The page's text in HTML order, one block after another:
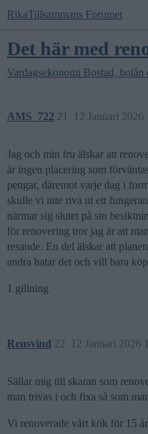
RikaTillsammans Forumet
Det här med
Vardagsekonomi Bostad, bolån
AMS_722 12 Januari 2026
21
Jag och min fru älskar att
är ingen placering som
pengar, däremot varje dag i
skulle vi inte riva ut ett
närmar sig slutet på sin
för renovering tror jag är att
resande. En del älskar att
andra hatar det och vill bara
1 gillning
Rensvind 12 Januari 2026
22
Sällar mig till skaran som
man trivas i och fixa så som
Vi renoverade vårt kök för 15